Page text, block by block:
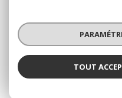
© 2026 |
Nos
TOUT